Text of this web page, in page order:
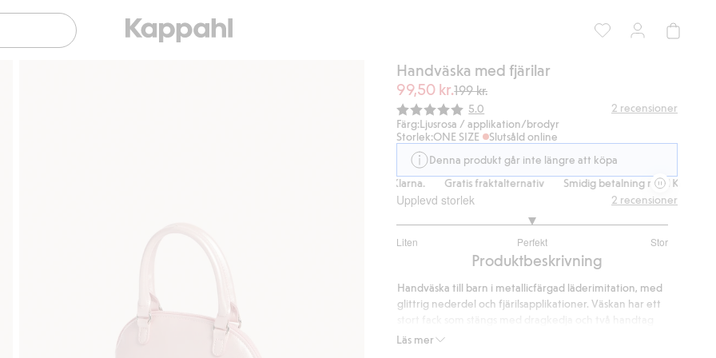
Handväska med fjärilar
99,50 kr.199 kr.
Snittbetyg:
5.0 2 recensioner
Färg:Ljusrosa / applikation/brodyr
Storlek:ONE SIZE
Slutsåld online
Denna produkt går inte längre att köpa
Smidig betalning med Klarna. Gratis fraktalternativ Smidig betalning med Klarna.
Upplevd storlek
Liten Perfekt Stor
utav
1
betyg
2 recensioner
Produktbeskrivning
Läs mer
Handväska till barn i metallicfärgad läderimitation, med
glittrig nederdel och fjärilsapplikationer. Väskan har ett
upptill.